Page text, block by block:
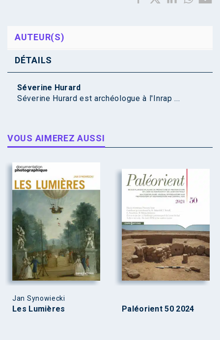
AUTEUR(S)
DÉTAILS
Séverine Hurard
Séverine Hurard est archéologue à l'Inrap ...
VOUS AIMEREZ AUSSI
Jan Synowiecki
Les Lumières Paléorient 50 2024